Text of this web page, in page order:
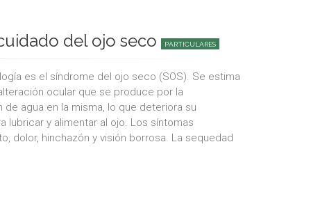
del ojo seco PARTICULARES
es el síndrome del ojo seco (SOS). Se estima
ocular que se produce por la
agua en la misma, lo que deteriora su
lubricar y alimentar al ojo. Los síntomas
dolor, hinchazón y visión borrosa. La sequedad